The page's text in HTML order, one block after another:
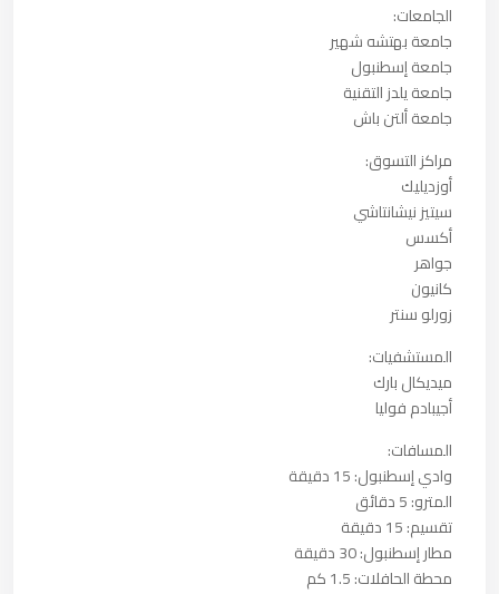
الجامعات:
جامعة بهتشه شهير
جامعة إسطنبول
جامعة يلدز التقنية
جامعة ألتن باش
مراكز التسوق:
أوزديليك
سيتيز نيشانتاشي
أكسس
جواهر
كانيون
زورلو سنتر
المستشفيات:
ميديكال بارك
أجيبادم فوليا
المسافات:
وادي إسطنبول: 15 دقيقة
المترو: 5 دقائق
تقسيم: 15 دقيقة
مطار إسطنبول: 30 دقيقة
محطة الحافلات: 1.5 كم